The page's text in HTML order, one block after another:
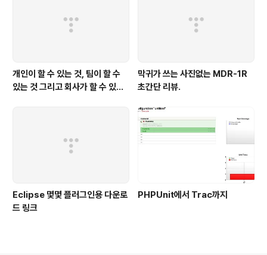
개인이 할 수 있는 것, 팀이 할 수
있는 것 그리고 회사가 할 수 있는
막귀가 쓰는 사진없는 MDR-1R
초간단 리뷰.
Eclipse 몇몇 플러그인용 다운로
드 링크
PHPUnit에서 Trac까지